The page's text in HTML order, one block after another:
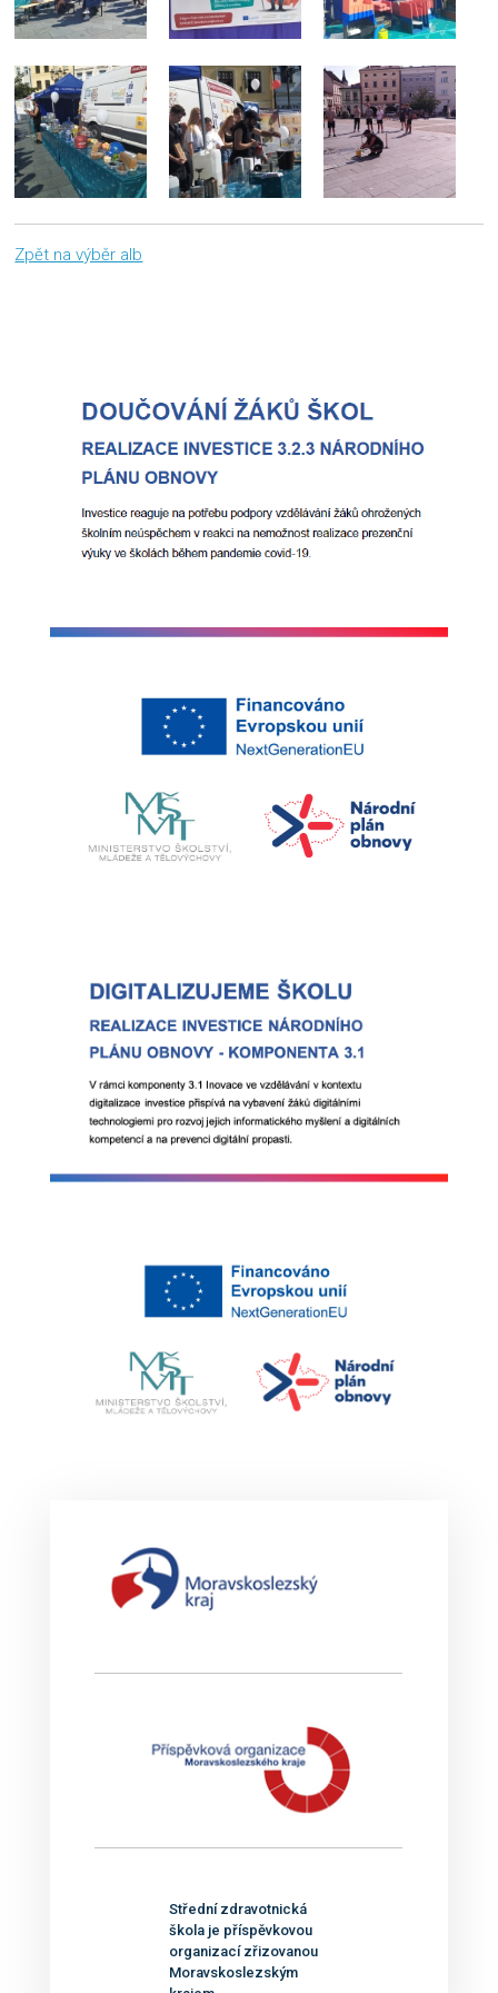
Zpět na výběr alb
Střední zdravotnická
škola je příspěvkovou
organizací zřizovanou
Moravskoslezským